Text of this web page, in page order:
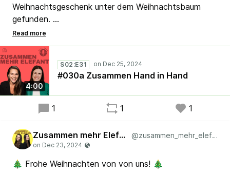
Weihnachtsgeschenk unter dem Weihnachtsbaum
gefunden.
Den Song zu unserer letzten Folge.
Das ist das Ergebnis, wenn aus dem Transkript
unserer Folge ein Song entsteht.
Hört es euch an und lasst uns wissen, was ihr dazu
4:00
S02:E31
#030a Zusammen Hand in Hand
1 1 1
Zusammen mehr Elefant @zusammen_mehr_elefant
🎄 Frohe Weihnachten von von uns! 🎄